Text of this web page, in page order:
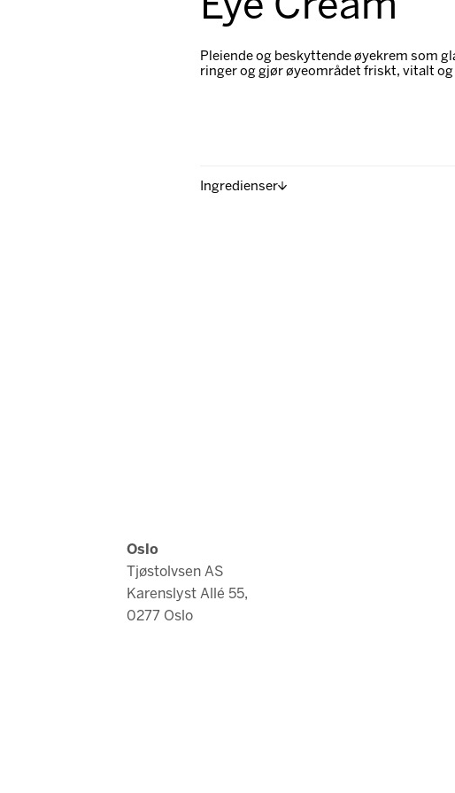
Eye Cream
Pleiende og beskyttende øyekrem som
ringer og gjør øyeområdet friskt, vitalt
Ingredienser
Oslo
Tjøstolvsen AS
Karenslyst Allé 55,
0277 Oslo